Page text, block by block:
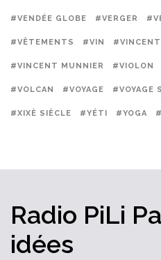
#VENDÉE GLOBE #VERGER
#VÊTEMENTS #VIN
#VINCENT MUNNIER #VIOLON
#VOLCAN #VOYAGE #VOYAGE
#XIXÈ SIÈCLE #YÉTI #YOGA
Radio PiLi
idées